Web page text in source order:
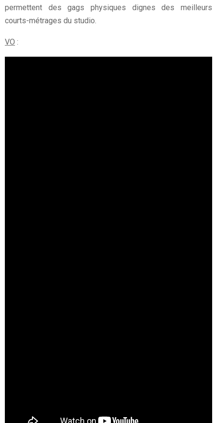
permettent des gags physiques dignes des meilleurs
courts-métrages du studio.
VO :